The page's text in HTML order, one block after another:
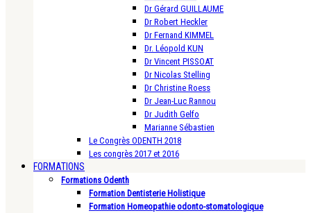
Dr Gérard GUILLAUME
Dr Robert Heckler
Dr Fernand KIMMEL
Dr. Léopold KUN
Dr Vincent PISSOAT
Dr Nicolas Stelling
Dr Christine Roess
Dr Jean-Luc Rannou
Dr Judith Gelfo
Marianne Sébastien
Le Congrès ODENTH 2018
Les congrès 2017 et 2016
FORMATIONS
Formations Odenth
Formation Dentisterie Holistique
Formation Homeopathie odonto-stomatologique